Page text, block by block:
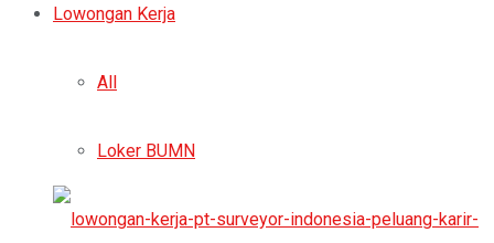
Lowongan Kerja
All
Loker BUMN